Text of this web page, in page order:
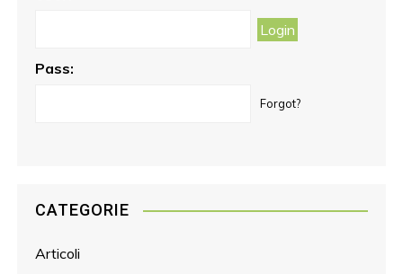
Pass:
Forgot?
CATEGORIE
Articoli